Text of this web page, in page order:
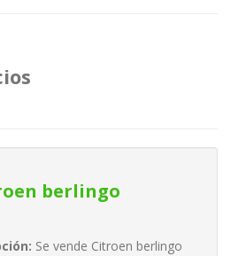
berlingo
Se vende Citroen berlingo